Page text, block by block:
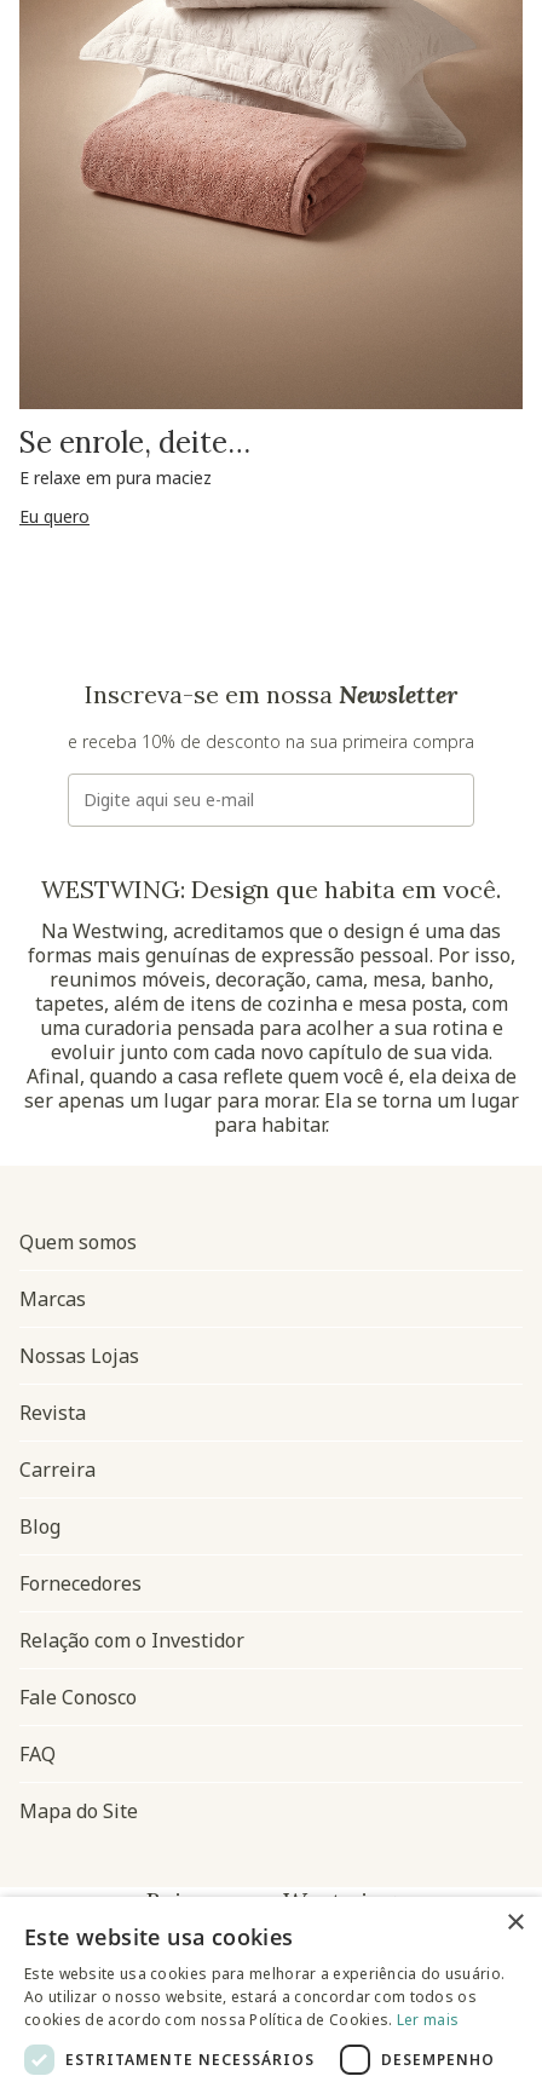
Se enrole, deite…
E relaxe em pura maciez
Eu quero
Inscreva-se em nossa Newsletter
e receba 10% de desconto na sua primeira compra
E-mail
WESTWING: Design que habita em você.
Na Westwing, acreditamos que o design é uma das
formas mais genuínas de expressão pessoal. Por isso,
reunimos móveis, decoração, cama, mesa, banho,
tapetes, além de itens de cozinha e mesa posta, com
uma curadoria pensada para acolher a sua rotina e
evoluir junto com cada novo capítulo de sua vida.
Afinal, quando a casa reflete quem você é, ela deixa de
ser apenas um lugar para morar. Ela se torna um lugar
para habitar.
Navegação do rodapé
Quem somos
Marcas
Nossas Lojas
Revista
Carreira
Blog
Fornecedores
Relação com o Investidor
Fale Conosco
FAQ
Mapa do Site
Baixe o app Westwing
×
Este website usa cookies
Este website usa cookies para melhorar a experiência do usuário.
Ao utilizar o nosso website, estará a concordar com todos os
cookies de acordo com nossa Política de Cookies. Ler mais
ESTRITAMENTE NECESSÁRIOS
DESEMPENHO